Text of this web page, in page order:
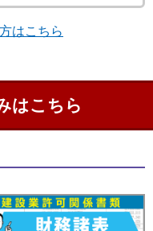
はこちら
はこちら